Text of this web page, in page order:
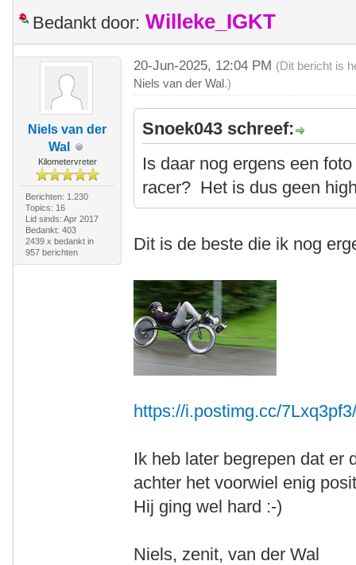
Bedankt door: Willeke_IGKT
Niels van der
Wal
Kilometervreter
Berichten: 1.230
Topics: 16
Lid sinds: Apr 2017
Bedankt: 403
2439 x bedankt in
957 berichten
20-Jun-2025, 12:04 PM (Dit bericht is
Niels van der Wal.)
Snoek043 schreef:
Is daar nog ergens een
racer? Het is dus geen
Dit is de beste die ik nog
https://i.postimg.cc/
Ik heb later begrepen dat er
achter het voorwiel enig
Hij ging wel hard :-)
Niels, zenit, van der Wal